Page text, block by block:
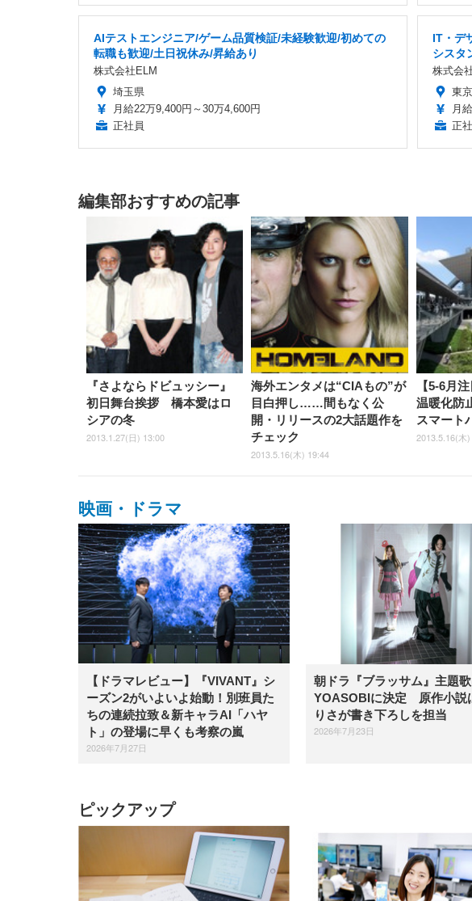
AIテストエンジニア/ゲーム品質検証/未経験歓迎/初めての
転職も歓迎/土日祝休み/昇給あり
株式会社ELM
埼玉県
月給22万9,400円～30万4,600円
正社員
IT・デ
シスタ
株式会
東
月
正
編集部おすすめの記事
『さよならドビュッシー』
初日舞台挨拶 橋本愛はロ
シアの冬
2013.1.27(日) 13:00
海外エンタメは“CIAもの”が
目白押し……間もなく公
開・リリースの2大話題作を
チェック
2013.5.16(木) 19:44
【5-6月
温暖化防
スマート
2013.5.16(木
映画・ドラマ
【ドラマレビュー】​『VIVANT』シ
ーズン2がいよいよ始動！別班員た
ちの連続拉致＆新キャラAI「ハヤ
ト」の登場に早くも考察の嵐
2026年7月27日
朝ドラ『ブラッサム』主題
YOASOBIに決定 原作小説
りさが書き下ろしを担当
2026年7月23日
ピックアップ